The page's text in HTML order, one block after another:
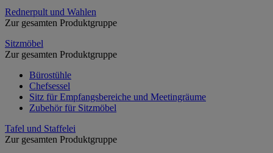
Rednerpult und Wahlen
Zur gesamten Produktgruppe
Sitzmöbel
Zur gesamten Produktgruppe
Bürostühle
Chefsessel
Sitz für Empfangsbereiche und Meetingräume
Zubehör für Sitzmöbel
Tafel und Staffelei
Zur gesamten Produktgruppe